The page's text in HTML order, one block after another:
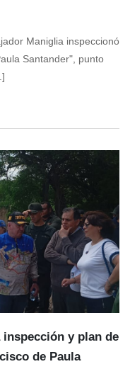
Maniglia inspeccionó
Santander", punto
y plan de
de Paula